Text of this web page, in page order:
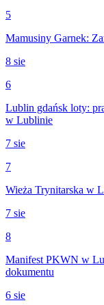
5
Mamusiny Garnek:
8 sie
6
Lublin gdańsk loty:
w Lublinie
7 sie
7
Wieża Trynitarska w
7 sie
8
Manifest PKWN w
dokumentu
6 sie